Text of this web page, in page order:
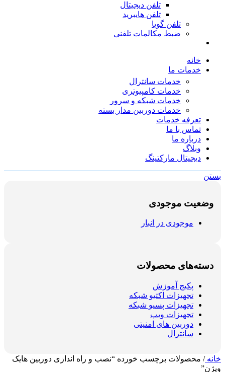
تلفن دیجیتال
تلفن هایبرید
تلفن گویا
ضبط مکالمات تلفنی
خانه
خدمات ما
خدمات سانترال
خدمات کامپیوتری
خدمات شبکه و سرور
خدمات دوربین مدار بسته
تعرفه خدمات
تماس با ما
درباره ما
وبلاگ
دیجیتال مارکتینگ
بستن
وضعیت موجودی
موجودی در انبار
دسته‌های محصولات
پکیج آموزش
تجهیزات اکتیو شبکه
تجهیزات پسیو شبکه
تجهیزات ویپ
دوربین های امنیتی
سانترال
خانه/ محصولات برچسب خورده “نصب و راه اندازی دوربین هایک
ویژن”